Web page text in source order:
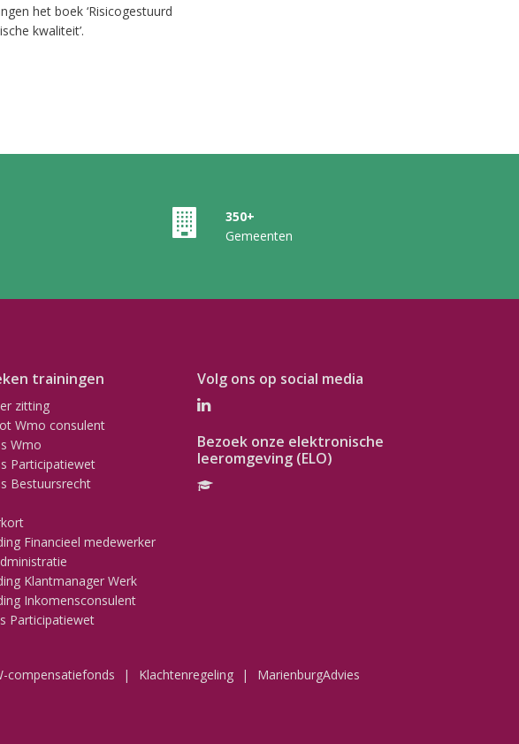
het boek ‘Risicogestuurd
kwaliteit’.
350+
Gemeenten
trainingen
zitting
Wmo consulent
Wmo
Participatiewet
Bestuursrecht
Financieel medewerker
Klantmanager Werk
Inkomensconsulent
Participatiewet
Volg ons op social media
Bezoek onze elektronische
leeromgeving (ELO)
compensatiefonds Klachtenregeling MarienburgAdvies